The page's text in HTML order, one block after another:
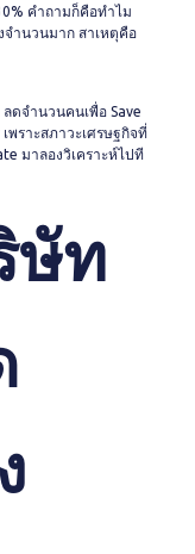
คำถามก็คือทำไม
ำนวนมาก สาเหตุคือ
ดจำนวนคนเพื่อ Save
พราะสภาวะเศรษฐกิจที่
มาลองวิเคราะห์ไปที
ษัท